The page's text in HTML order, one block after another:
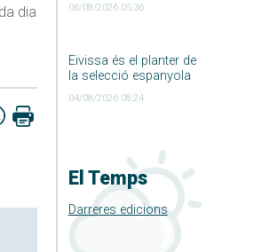
06/08/2026 05:36
Eivissa és el planter de
la selecció espanyola
04/08/2026 08:24
El Temps
Darreres edicions
dia